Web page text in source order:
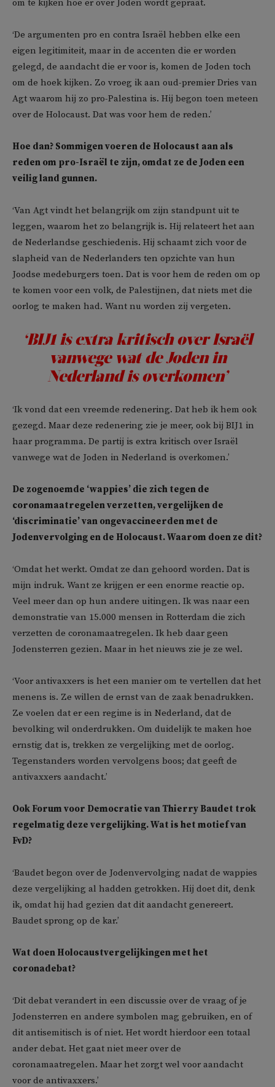
om te kijken hoe er over Joden wordt gepraat.
‘De argumenten pro en contra Israël hebben elke een
eigen legitimiteit, maar in de accenten die er worden
gelegd, de aandacht die er voor is, komen de Joden toch
om de hoek kijken. Zo vroeg ik aan oud-premier Dries van
Agt waarom hij zo pro-Palestina is. Hij begon toen meteen
over de Holocaust. Dat was voor hem de reden.’
Hoe dan? Sommigen voeren de Holocaust aan als
reden om pro-Israël te zijn, omdat ze de Joden een
veilig land gunnen.
‘Van Agt vindt het belangrijk om zijn standpunt uit te
leggen, waarom het zo belangrijk is. Hij relateert het aan
de Nederlandse geschiedenis. Hij schaamt zich voor de
slapheid van de Nederlanders ten opzichte van hun
Joodse medeburgers toen. Dat is voor hem de reden om op
te komen voor een volk, de Palestijnen, dat niets met die
oorlog te maken had. Want nu worden zij vergeten.
‘BIJ1 is extra kritisch over Israël
vanwege wat de Joden in
Nederland is overkomen’
‘Ik vond dat een vreemde redenering. Dat heb ik hem ook
gezegd. Maar deze redenering zie je meer, ook bij BIJ1 in
haar programma. De partij is extra kritisch over Israël
vanwege wat de Joden in Nederland is overkomen.’
De zogenoemde ‘wappies’ die zich tegen de
coronamaatregelen verzetten, vergelijken de
‘discriminatie’ van ongevaccineerden met de
Jodenvervolging en de Holocaust. Waarom doen ze dit?
‘Omdat het werkt. Omdat ze dan gehoord worden. Dat is
mijn indruk. Want ze krijgen er een enorme reactie op.
Veel meer dan op hun andere uitingen. Ik was naar een
demonstratie van 15.000 mensen in Rotterdam die zich
verzetten de coronamaatregelen. Ik heb daar geen
Jodensterren gezien. Maar in het nieuws zie je ze wel.
‘Voor antivaxxers is het een manier om te vertellen dat het
menens is. Ze willen de ernst van de zaak benadrukken.
Ze voelen dat er een regime is in Nederland, dat de
bevolking wil onderdrukken. Om duidelijk te maken hoe
ernstig dat is, trekken ze vergelijking met de oorlog.
Tegenstanders worden vervolgens boos; dat geeft de
antivaxxers aandacht.’
Ook Forum voor Democratie van Thierry Baudet trok
regelmatig deze vergelijking. Wat is het motief van
FvD?
‘Baudet begon over de Jodenvervolging nadat de wappies
deze vergelijking al hadden getrokken. Hij doet dit, denk
ik, omdat hij had gezien dat dit aandacht genereert.
Baudet sprong op de kar.’
Wat doen Holocaustvergelijkingen met het
coronadebat?
‘Dit debat verandert in een discussie over de vraag of je
Jodensterren en andere symbolen mag gebruiken, en of
dit antisemitisch is of niet. Het wordt hierdoor een totaal
ander debat. Het gaat niet meer over de
coronamaatregelen. Maar het zorgt wel voor aandacht
voor de antivaxxers.’